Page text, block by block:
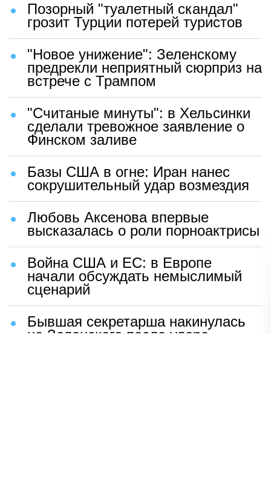
Позорный "туалетный скандал"
грозит Турции потерей туристов
"Новое унижение": Зеленскому
предрекли неприятный сюрприз на
встрече с Трампом
"Считаные минуты": в Хельсинки
сделали тревожное заявление о
Финском заливе
Базы США в огне: Иран нанес
сокрушительный удар возмездия
Любовь Аксенова впервые
высказалась о роли порноактрисы
Война США и ЕС: в Европе
начали обсуждать немыслимый
сценарий
Бывшая секретарша накинулась
на Зеленского после удара